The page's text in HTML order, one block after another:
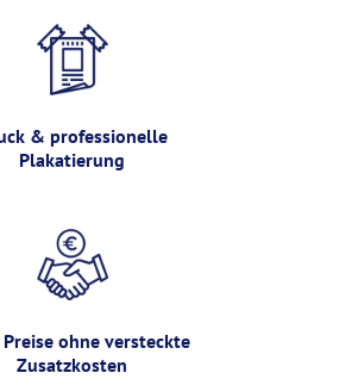
& professionelle
Plakatierung
ohne versteckte
Zusatzkosten